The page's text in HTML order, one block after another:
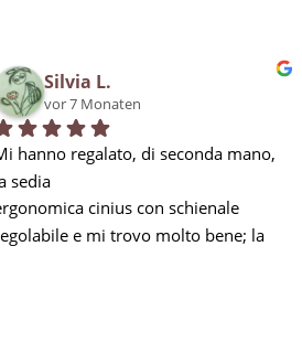
Silvia L.
vor 7 Monaten
hanno regalato, di seconda mano,
sedia
cinius con schienale
e mi trovo molto bene; la